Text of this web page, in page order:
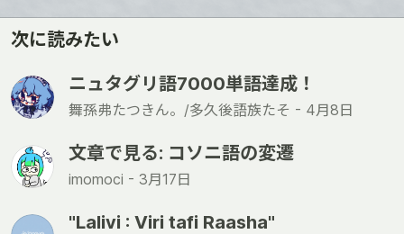
次に読みたい
ニュタグリ語7000単語達成！
舞孫弗たつきん。/多久後語族たそ - 4月8日
文章で見る: コソニ語の変遷
imomoci - 3月17日
"Lalivi : Viri tafi Raasha"